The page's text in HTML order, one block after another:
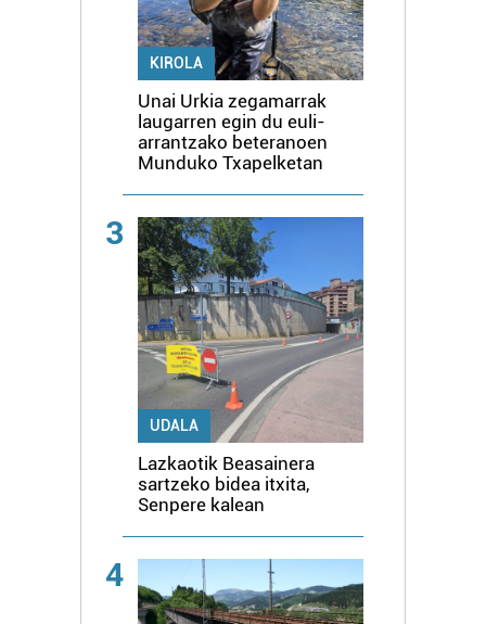
KIROLA
Unai Urkia zegamarrak
laugarren egin du euli-
arrantzako beteranoen
Munduko Txapelketan
3
UDALA
Lazkaotik Beasainera
sartzeko bidea itxita,
Senpere kalean
4